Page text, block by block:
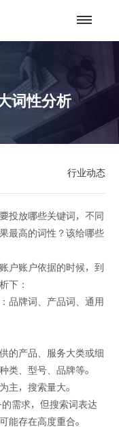
词性分析
行业动态
投放哪些关键词，不同
最高的词性？该给哪些
户账户依据的时候，到
下：
品牌词、产品词、通用
的产品、服务大类或细
类、型号、品牌等。
主，搜索量大。
需求，但搜索词表达
能存在高度重合。